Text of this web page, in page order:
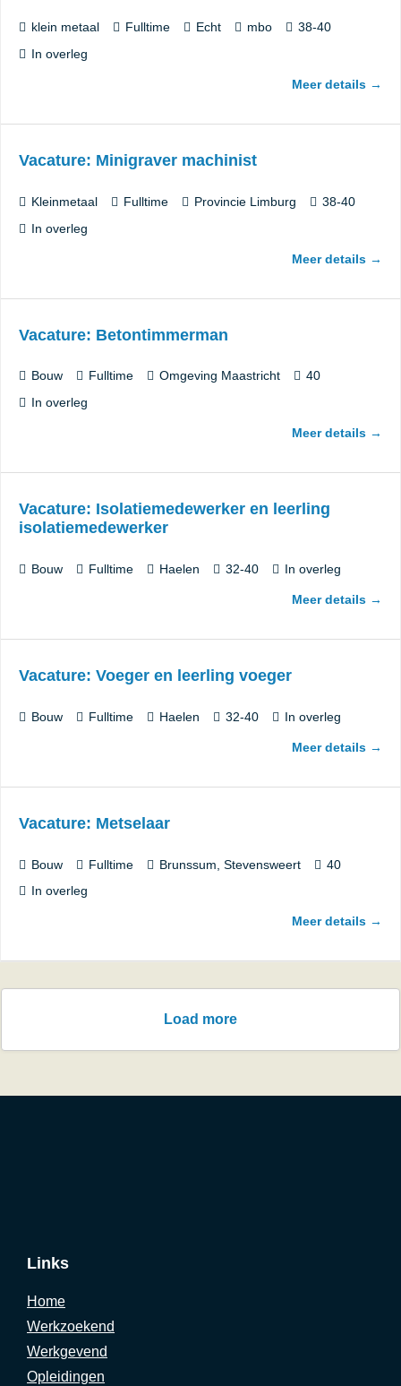
klein metaal Fulltime Echt mbo
38-40
In overleg
Meer details
Vacature: Minigraver machinist
Kleinmetaal Fulltime Provincie Limburg
38-40
In overleg
Meer details
Vacature: Betontimmerman
Bouw Fulltime Omgeving Maastricht
40
In overleg
Meer details
Vacature: Isolatiemedewerker en leerling
isolatiemedewerker
Bouw Fulltime Haelen 32-40 In overleg
Meer details
Vacature: Voeger en leerling voeger
Bouw Fulltime Haelen 32-40 In overleg
Meer details
Vacature: Metselaar
Bouw Fulltime Brunssum Stevensweert
40
In overleg
Meer details
Load more
Links
Home
Werkzoekend
Werkgevend
Opleidingen